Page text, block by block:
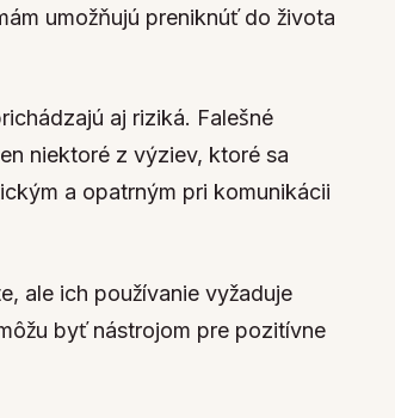
umožňujú preniknúť do života
aj riziká. Falešné
niektoré z výziev, ktoré sa
a opatrným pri komunikácii
ale ich používanie vyžaduje
byť nástrojom pre pozitívne